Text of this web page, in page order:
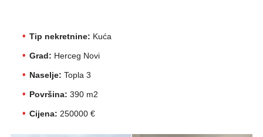
Tip nekretnine: Kuća
Grad: Herceg Novi
Naselje: Topla 3
Površina: 390 m2
Cijena: 250000 €